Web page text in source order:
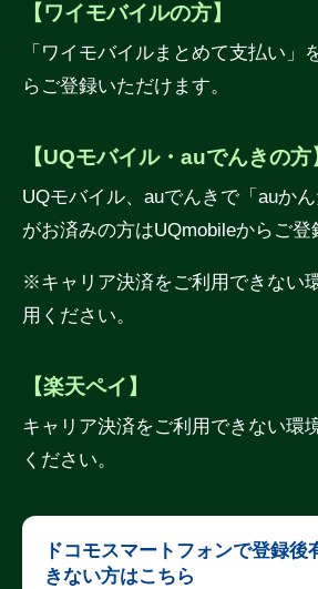
【ワイモバイルの方】
「ワイモバイルまとめて支払い
らご登録いただけます。
【UQモバイル・auでんきの方
UQモバイル、auでんきで「auか
がお済みの方はUQmobileからご登
※キャリア決済をご利用できない
用ください。
【楽天ペイ】
キャリア決済をご利用できない環
ください。
ドコモスマートフォンで登録後
きない方はこちら